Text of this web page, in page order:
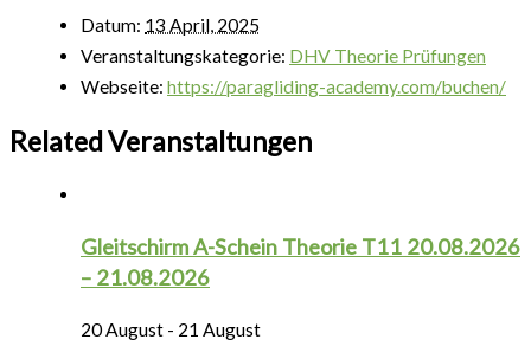
Datum: 13 April, 2025
Veranstaltungskategorie: DHV Theorie Prüfungen
Webseite: https://paragliding-academy.com/buchen/
Related Veranstaltungen
Gleitschirm A-Schein Theorie T11 20.08.2026
– 21.08.2026
20 August - 21 August